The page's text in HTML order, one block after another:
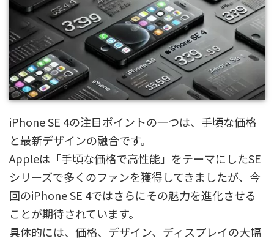
iPhone SE 4の注目ポイントの一つは、手頃な価格
と最新デザインの融合です。
Appleは「手頃な価格で高性能」をテーマにしたSE
シリーズで多くのファンを獲得してきましたが、今
回のiPhone SE 4ではさらにその魅力を進化させる
ことが期待されています。
具体的には、価格、デザイン、ディスプレイの大幅